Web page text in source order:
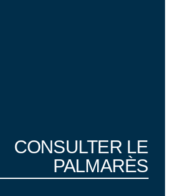
CONSULTER LE
PALMARÈS